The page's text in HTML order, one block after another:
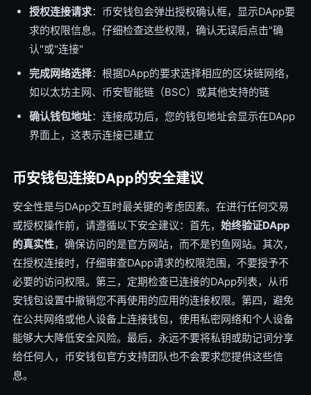
授权连接请求：币安钱包会弹出授权确认框，显示DApp要
求的权限信息。仔细检查这些权限，确认无误后点击"确
认"或"连接"
完成网络选择：根据DApp的要求选择相应的区块链网络，
如以太坊主网、币安智能链（BSC）或其他支持的链
确认钱包地址：连接成功后，您的钱包地址会显示在DApp
界面上，这表示连接已建立
币安钱包连接DApp的安全建议
安全性是与DApp交互时最关键的考虑因素。在进行任何交易
或授权操作前，请遵循以下安全建议：首先， 始终验证DApp
的真实性，确保访问的是官方网站，而不是钓鱼网站。其次，
在授权连接时，仔细审查DApp请求的权限范围，不要授予不
必要的访问权限。第三，定期检查已连接的DApp列表，从币
安钱包设置中撤销您不再使用的应用的连接权限。第四，避免
在公共网络或他人设备上连接钱包，使用私密网络和个人设备
能够大大降低安全风险。最后，永远不要将私钥或助记词分享
给任何人，币安钱包官方支持团队也不会要求您提供这些信
息。